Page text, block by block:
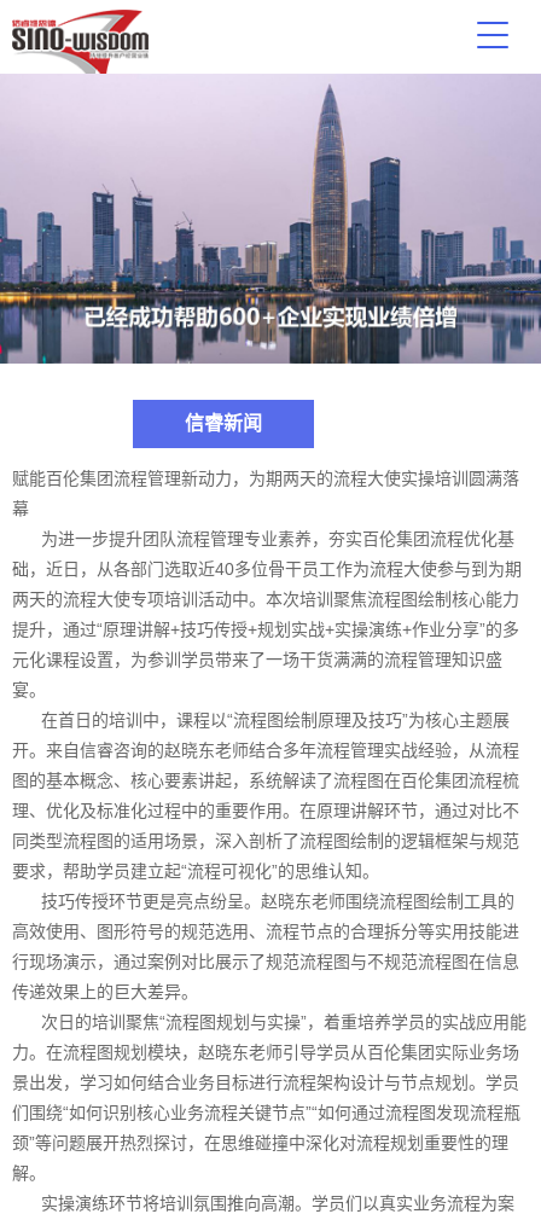
信睿新闻
赋能百伦集团流程管理新动力，为期两天的流程大使实操培训圆满落
幕
为进一步提升团队流程管理专业素养，夯实百伦集团流程优化基
础，近日，从各部门选取近40多位骨干员工作为流程大使参与到为期
两天的流程大使专项培训活动中。本次培训聚焦流程图绘制核心能力
提升，通过“原理讲解+技巧传授+规划实战+实操演练+作业分享”的多
元化课程设置，为参训学员带来了一场干货满满的流程管理知识盛
宴。
在首日的培训中，课程以“流程图绘制原理及技巧”为核心主题展
开。来自信睿咨询的赵晓东老师结合多年流程管理实战经验，从流程
图的基本概念、核心要素讲起，系统解读了流程图在百伦集团流程梳
理、优化及标准化过程中的重要作用。在原理讲解环节，通过对比不
同类型流程图的适用场景，深入剖析了流程图绘制的逻辑框架与规范
要求，帮助学员建立起“流程可视化”的思维认知。
技巧传授环节更是亮点纷呈。赵晓东老师围绕流程图绘制工具的
高效使用、图形符号的规范选用、流程节点的合理拆分等实用技能进
行现场演示，通过案例对比展示了规范流程图与不规范流程图在信息
传递效果上的巨大差异。
次日的培训聚焦“流程图规划与实操”，着重培养学员的实战应用能
力。在流程图规划模块，赵晓东老师引导学员从百伦集团实际业务场
景出发，学习如何结合业务目标进行流程架构设计与节点规划。学员
们围绕“如何识别核心业务流程关键节点”“如何通过流程图发现流程瓶
颈”等问题展开热烈探讨，在思维碰撞中深化对流程规划重要性的理
解。
实操演练环节将培训氛围推向高潮。学员们以真实业务流程为案